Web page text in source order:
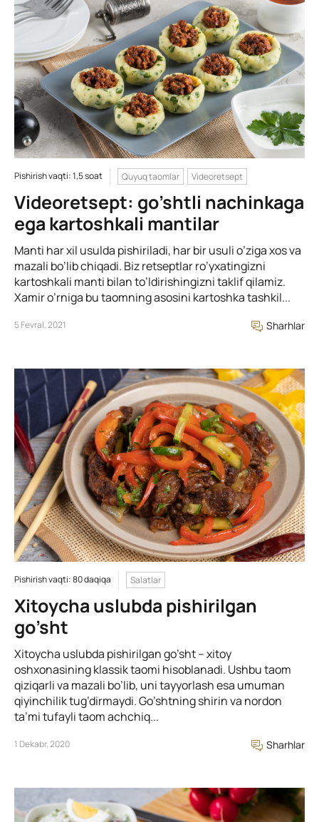
Pishirish vaqti: 1,5 soat Quyuq taomlar Videoretsept
Videoretsept: go’shtli nachinkaga
ega kartoshkali mantilar
Manti har xil usulda pishiriladi, har bir usuli o’ziga xos va
mazali bo’lib chiqadi. Biz retseptlar ro’yxatingizni
kartoshkali manti bilan to’ldirishingizni taklif qilamiz.
Xamir o’rniga bu taomning asosini kartoshka tashkil...
5 Fevral, 2021 Sharhlar
Pishirish vaqti: 80 daqiqa Salatlar
Xitoycha uslubda pishirilgan
go’sht
Xitoycha uslubda pishirilgan go’sht – xitoy
oshxonasining klassik taomi hisoblanadi. Ushbu taom
qiziqarli va mazali bo’lib, uni tayyorlash esa umuman
qiyinchilik tug’dirmaydi. Go’shtning shirin va nordon
ta’mi tufayli taom achchiq...
1 Dekabr, 2020 Sharhlar